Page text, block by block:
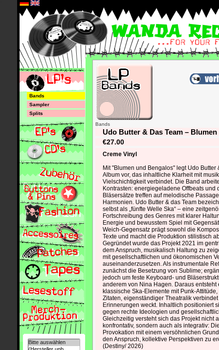
Bands
Sampler
Splits
Bands
Udo Butter & Das Team –
€27.00
Creme Vinyl
Mit "Blumen und Bengalos" legt Udo Butter
Album vor, das inhaltliche Klarheit mit
Vielschichtigkeit verbindet. Die Band
Kontrasten: energiegeladene Offbeats und
Bläsersätze treffen auf melodische
Harmonien. Udo Butter & das Team
selbst als „fünfte Welle Ska“ – eine
Fortschreibung des Genres mit klarer
Energie und bewusstem Spiel mit
Weich-Gegensatz prägt sowohl die
Texte und macht die Produktion stilistisch
Gegründet wurde das Projekt 2021 im
dem Anspruch, musikalisch Haltung zu
mit gesellschaftlichen und ökonomischen
auseinanderzusetzen. Als instrumentale
zunächst die Besetzung von Sublime;
jedoch um feste Keyboard- und
anderem von Nina Hagen. Daraus entsteht
klassische Ska-Elemente mit Punk-
Zitaten, eigenständiger Theatralik
Erinnerungen weckt. Inhaltlich positioniert
gegen rechte Ideologien und
Gleichzeitig versteht sich das Projekt nicht
konfrontativ, sondern auch als integrativ:
Provokation mit einem versöhnlichen
den Anspruch, kollektive Perspektiven zu
(Destiny/ 2026)